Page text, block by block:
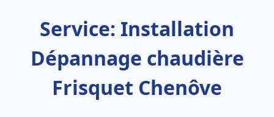
Service: Installation
Dépannage chaudière
Frisquet Chenôve